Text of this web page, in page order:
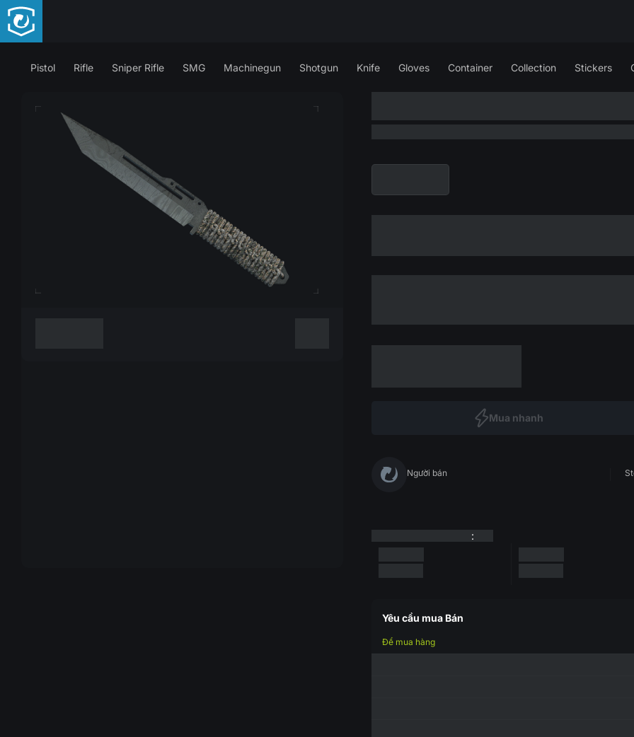
Pistol Rifle Sniper Rifle SMG Machinegun Shotgun Knife Gloves Container Collection Stickers
Mua nhanh
Người bán
:
Yêu cầu mua Bán
Để mua hàng